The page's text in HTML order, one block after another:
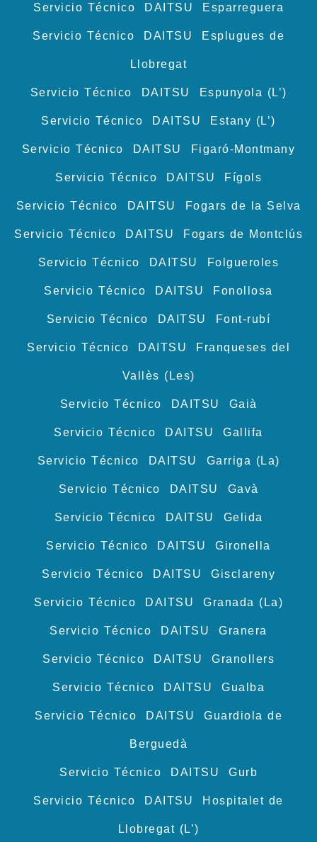
Servicio Técnico DAITSU Esparreguera
Servicio Técnico DAITSU Esplugues de
Llobregat
Servicio Técnico DAITSU Espunyola (L’)
Servicio Técnico DAITSU Estany (L’)
Servicio Técnico DAITSU Figaró-Montmany
Servicio Técnico DAITSU Fígols
Servicio Técnico DAITSU Fogars de la Selva
Servicio Técnico DAITSU Fogars de Montclús
Servicio Técnico DAITSU Folgueroles
Servicio Técnico DAITSU Fonollosa
Servicio Técnico DAITSU Font-rubí
Servicio Técnico DAITSU Franqueses del
Vallès (Les)
Servicio Técnico DAITSU Gaià
Servicio Técnico DAITSU Gallifa
Servicio Técnico DAITSU Garriga (La)
Servicio Técnico DAITSU Gavà
Servicio Técnico DAITSU Gelida
Servicio Técnico DAITSU Gironella
Servicio Técnico DAITSU Gisclareny
Servicio Técnico DAITSU Granada (La)
Servicio Técnico DAITSU Granera
Servicio Técnico DAITSU Granollers
Servicio Técnico DAITSU Gualba
Servicio Técnico DAITSU Guardiola de
Berguedà
Servicio Técnico DAITSU Gurb
Servicio Técnico DAITSU Hospitalet de
Llobregat (L’)